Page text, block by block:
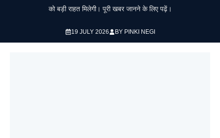
को बड़ी राहत मिलेगी। पूरी खबर जानने के लिए पढ़ें।
19 JULY 2026 BY PINKI NEGI